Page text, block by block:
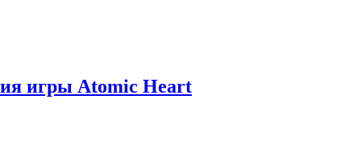
игры Atomic Heart